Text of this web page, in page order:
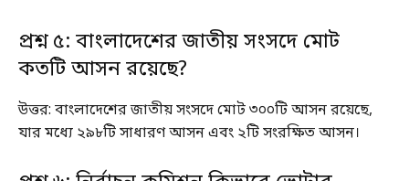
প্রশ্ন ৫: বাংলাদেশের জাতীয় সংসদে মোট
কতটি আসন রয়েছে?
উত্তর: বাংলাদেশের জাতীয় সংসদে মোট ৩০০টি আসন রয়েছে,
যার মধ্যে ২৯৮টি সাধারণ আসন এবং ২টি সংরক্ষিত আসন।